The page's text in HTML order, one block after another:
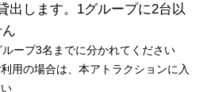
出します。1グループに2台以
ープ3名までに分かれてください
用の場合は、本アトラクションに入